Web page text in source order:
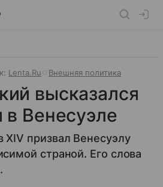
Lenta.Ru Внешняя политика
высказался
в Венесуэле
призвал Венесуэлу
страной. Его слова